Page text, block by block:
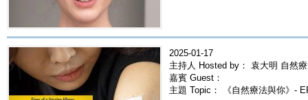
2025-01-17
主持人 Hosted by： 袁大明 自然
嘉賓 Guest：
主題 Topic： 《自然療法與你》-